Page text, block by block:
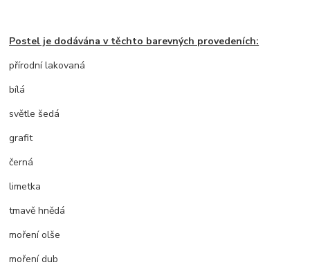
Postel je dodávána v těchto barevných provedeních:
přírodní lakovaná
bílá
světle šedá
grafit
černá
limetka
tmavě hnědá
moření olše
moření dub